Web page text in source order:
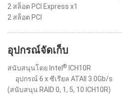
2 สล็อต PCI Express x1
2 สล็อต PCI
อุปกรณ์จัดเก็บ
สนับสนุนโดย Intel ® ICH10R
อุปกรณ์ 6 x ซีเรียล ATAII 3.0Gb/s
(สนับสนุน RAID 0, 1, 5, 10 ICH10R)